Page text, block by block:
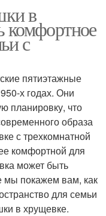
в
комфортное
с
пятиэтажные
х годах. Они
планировку, что
образа
с трехкомнатной
комфортной для
может быть
мы покажем вам, как
для семьи
в хрущевке.